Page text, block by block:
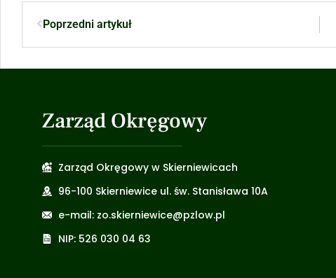
Poprzedni artykuł
Zarząd Okręgowy
Zarząd Okręgowy w Skierniewicach
96-100 Skierniewice ul. św. Stanisława 10A
e-mail: zo.skierniewice@pzlow.pl
NIP: 526 030 04 63